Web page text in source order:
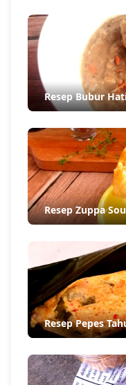
Resep Bubur
Resep Zuppa
Resep Pepes